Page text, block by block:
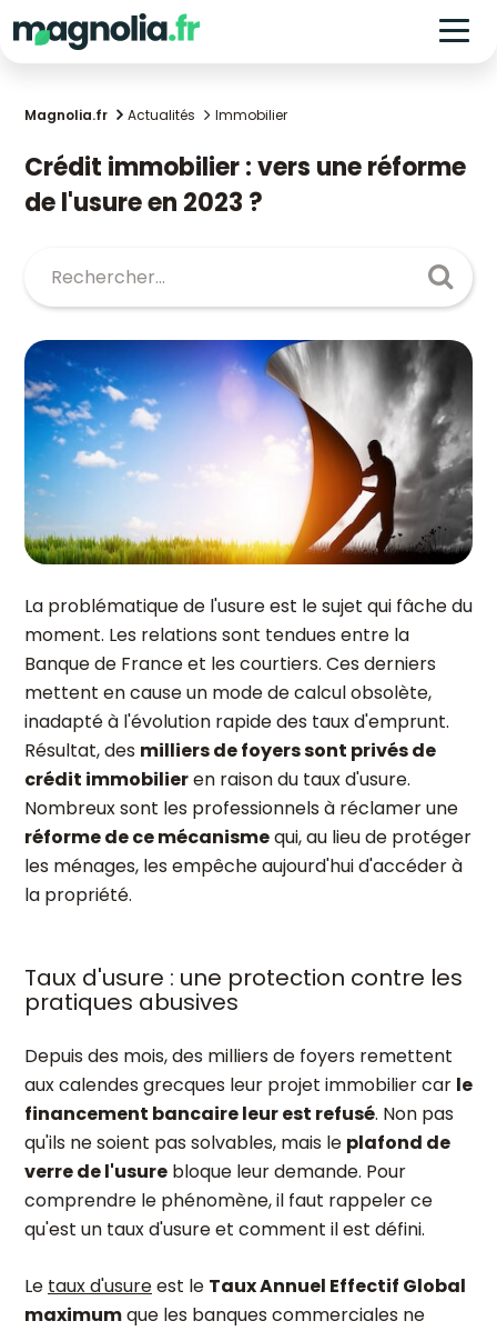
Magnolia.fr Actualités Immobilier
Crédit immobilier : vers une réforme
de l'usure en 2023 ?
La problématique de l'usure est le sujet qui fâche du
moment. Les relations sont tendues entre la
Banque de France et les courtiers. Ces derniers
mettent en cause un mode de calcul obsolète,
inadapté à l'évolution rapide des taux d'emprunt.
Résultat, des milliers de foyers sont privés de
crédit immobilieren raison du taux d'usure.
Nombreux sont les professionnels à réclamer une
réforme de ce mécanismequi, au lieu de protéger
les ménages, les empêche aujourd'hui d'accéder à
la propriété.
Taux d'usure : une protection contre les
pratiques abusives
Depuis des mois, des milliers de foyers remettent
aux calendes grecques leur projet immobilier car le
financement bancaire leur est refusé. Non pas
qu'ils ne soient pas solvables, mais le plafond de
verre de l'usure bloque leur demande. Pour
comprendre le phénomène, il faut rappeler ce
qu'est un taux d'usure et comment il est défini.
Le taux d'usureest le Taux Annuel Effectif Global
maximumque les banques commerciales ne